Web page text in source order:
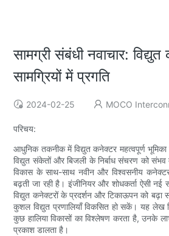
सामग्री संबंधी नवाचार:
सामग्रियों में प्रगति
2024-02-25 MOCO
परिचय:
आधुनिक तकनीक में विद्युत कनेक्टर महत्वपूर्ण
विद्युत संकेतों और बिजली के निर्बाध संचरण को
विकास के साथ-साथ नवीन और विश्वसनीय
बढ़ती जा रही है। इंजीनियर और शोधकर्ता ऐसी नई
विद्युत कनेक्टरों के प्रदर्शन और टिकाऊपन को
कुशल विद्युत प्रणालियाँ विकसित हो सकें। यह लेख
कुछ हालिया विकासों का विश्लेषण करता है, उनके
प्रकाश डालता है।